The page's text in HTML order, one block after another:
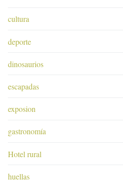
cultura
deporte
dinosaurios
escapadas
exposion
gastronomía
Hotel rural
huellas